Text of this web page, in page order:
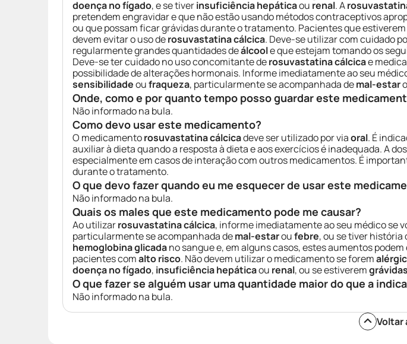
doença no fígado, e se tiverinsuficiência hepáticaou renal. A
pretendem engravidar e que não estão usando métodos contraceptivos
ou que possam ficar grávidas durante o tratamento. Pacientes que
devem evitar o uso derosuvastatina cálcica. Deve-se utilizar com cuidado
regularmente grandes quantidades deálcoole que estejam tomando os
Deve-se ter cuidado no uso concomitante derosuvastatina cálcicae
possibilidade de alterações hormonais. Informe imediatamente ao seu
sensibilidadeoufraqueza, particularmente se acompanhada demal-estar
Onde, como e por quanto tempo posso guardar este
Não informado na bula.
Como devo usar este medicamento?
O medicamentorosuvastatina cálcicadeve ser utilizado por viaoral. É
auxiliar à dieta quando a resposta à dieta e aos exercícios é inadequada. A
especialmente em casos de interação com outros medicamentos. É
durante o tratamento.
O que devo fazer quando eu me esquecer de usar este
Não informado na bula.
Quais os males que este medicamento pode me causar?
Ao utilizarrosuvastatina cálcica, informe imediatamente ao seu médico se
particularmente se acompanhada demal-estaroufebre, ou se tiver história
hemoglobina glicadano sangue e, em alguns casos, estes aumentos
pacientes comalto risco. Não devem utilizar o medicamento se forem
doença no fígado, insuficiência hepáticaou renal, ou se estiveremgrávidas
O que fazer se alguém usar uma quantidade maior do que a
Não informado na bula.
Voltar